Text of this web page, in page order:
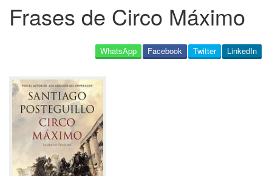
Frases de Circo Máximo
LinkedIn
Twitter
Facebook
WhatsApp